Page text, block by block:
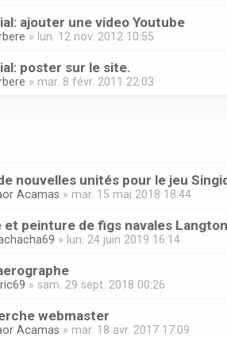
ajouter une video Youtube
» lun. 12 nov. 2012 10:55
poster sur le site.
» mar. 8 févr. 2011 22:03
nouvelles unités pour le jeu
Acamas » mar. 15 mai 2018 18:44
et peinture de figs navales
» lun. 24 juin 2019 16:14
» sam. 29 sept. 2018 00:26
webmaster
Acamas » mar. 18 avr. 2017 17:09